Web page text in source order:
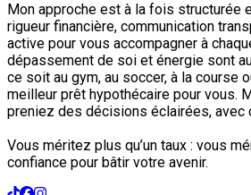
Mon approche est à la fois structurée
rigueur financière, communication
active pour vous accompagner à
dépassement de soi et énergie sont
ce soit au gym, au soccer, à la course
meilleur prêt hypothécaire pour vous.
preniez des décisions éclairées, avec
Vous méritez plus qu’un taux : vous
confiance pour bâtir votre avenir.